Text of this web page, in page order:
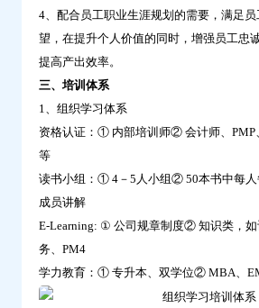
4、配合员工职业生涯规划的需要，满足
望，在提升个人价值的同时，增强员工忠
提高产出效率。
三、培训体系
1、组织学习体系
资格认证：① 内部培训师② 会计师、PMP
等
读书小组：① 4－5人小组② 50本书中每
成员讲解
E-Learning: ① 公司规章制度② 知识类，
务、PM4
学力教育：① 专升本、双学位② MBA、